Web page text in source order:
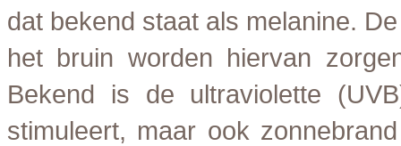
dat bekend staat als melanine.
het bruin worden hiervan
Bekend is de ultraviolette
stimuleert, maar ook